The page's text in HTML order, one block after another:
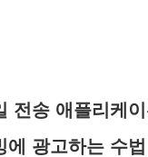
전송 애플리케
에 광고하는 수법